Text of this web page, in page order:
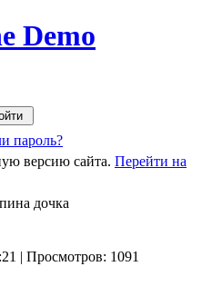
Demo
пароль?
версию сайта. Перейти на
дочка
| Просмотров: 1091